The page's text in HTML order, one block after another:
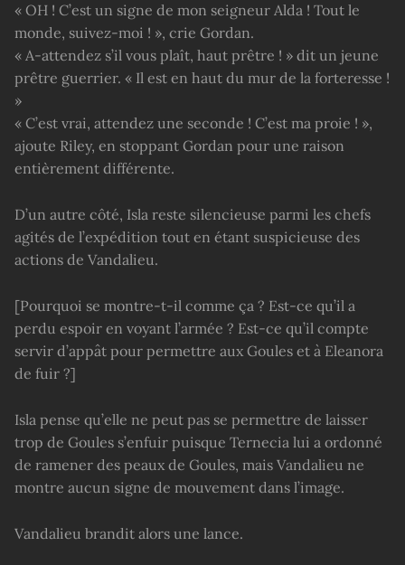
« OH ! C’est un signe de mon seigneur Alda ! Tout le
monde, suivez-moi ! », crie Gordan.
« A-attendez s’il vous plaît, haut prêtre ! » dit un jeune
prêtre guerrier. « Il est en haut du mur de la forteresse !
»
« C’est vrai, attendez une seconde ! C’est ma proie ! »,
ajoute Riley, en stoppant Gordan pour une raison
entièrement différente.
D’un autre côté, Isla reste silencieuse parmi les chefs
agités de l’expédition tout en étant suspicieuse des
actions de Vandalieu.
[Pourquoi se montre-t-il comme ça ? Est-ce qu’il a
perdu espoir en voyant l’armée ? Est-ce qu’il compte
servir d’appât pour permettre aux Goules et à Eleanora
de fuir ?]
Isla pense qu’elle ne peut pas se permettre de laisser
trop de Goules s’enfuir puisque Ternecia lui a ordonné
de ramener des peaux de Goules, mais Vandalieu ne
montre aucun signe de mouvement dans l’image.
Vandalieu brandit alors une lance.